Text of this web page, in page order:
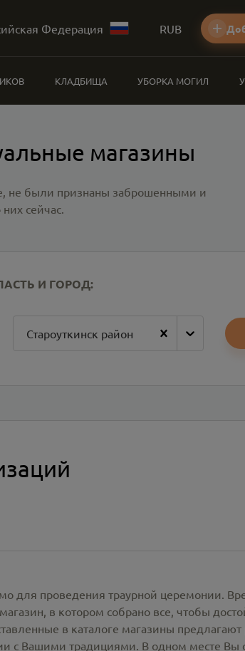
Федерация RUB
КЛАДБИЩА УБОРКА МОГИЛ
магазины
не были признаны заброшенными и
сейчас.
И ГОРОД:
Староуткинск район
для проведения траурной церемонии.
в котором собрано все, чтобы
в каталоге магазины предлагают
с Вашими традициями. В одном месте Вы